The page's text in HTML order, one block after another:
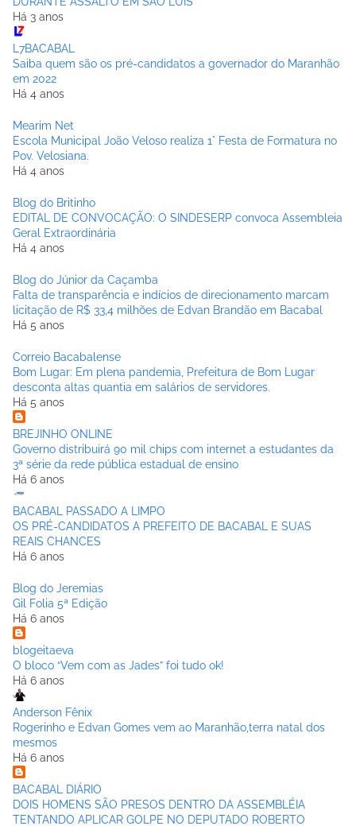
Há 3 anos
L7BACABAL
Saiba quem são os pré-candidatos a governador do Maranhão
em 2022
Há 4 anos
Mearim Net
Escola Municipal João Veloso realiza 1° Festa de Formatura no
Pov. Velosiana.
Há 4 anos
Blog do Britinho
EDITAL DE CONVOCAÇÃO: O SINDESERP convoca Assembleia
Geral Extraordinária
Há 4 anos
Blog do Júnior da Caçamba
Falta de transparência e indícios de direcionamento marcam
licitação de R$ 33,4 milhões de Edvan Brandão em Bacabal
Há 5 anos
Correio Bacabalense
Bom Lugar: Em plena pandemia, Prefeitura de Bom Lugar
desconta altas quantia em salários de servidores.
Há 5 anos
BREJINHO ONLINE
Governo distribuirá 90 mil chips com internet a estudantes da
3ª série da rede pública estadual de ensino
Há 6 anos
BACABAL PASSADO A LIMPO
OS PRÉ-CANDIDATOS A PREFEITO DE BACABAL E SUAS
REAIS CHANCES
Há 6 anos
Blog do Jeremias
Gil Folia 5ª Edição
Há 6 anos
blogeitaeva
O bloco “Vem com as Jades” foi tudo ok!
Há 6 anos
Anderson Fênix
Rogerinho e Edvan Gomes vem ao Maranhão,terra natal dos
mesmos
Há 6 anos
BACABAL DIÁRIO
DOIS HOMENS SÃO PRESOS DENTRO DA ASSEMBLÉIA
TENTANDO APLICAR GOLPE NO DEPUTADO ROBERTO